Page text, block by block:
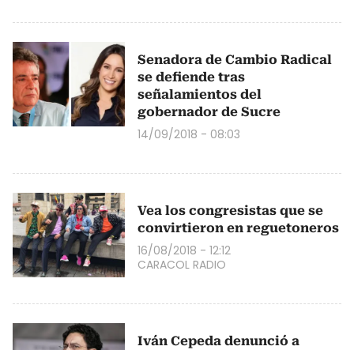
Senadora de Cambio Radical
se defiende tras
señalamientos del
gobernador de Sucre
14/09/2018 - 08:03
Vea los congresistas que se
convirtieron en reguetoneros
16/08/2018 - 12:12
CARACOL RADIO
Iván Cepeda denunció a